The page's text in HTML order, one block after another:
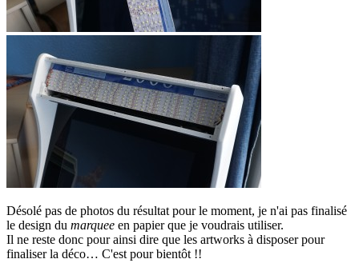
Désolé pas de photos du résultat pour le moment, je n'ai pas finalisé
le design du marquee en papier que je voudrais utiliser.
Il ne reste donc pour ainsi dire que les artworks à disposer pour
finaliser la déco… C'est pour bientôt !!